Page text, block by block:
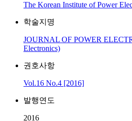
The Korean Institute of Power
학술지명
JOURNAL OF POWER
Electronics)
권호사항
Vol.16 No.4 [2016]
발행연도
2016